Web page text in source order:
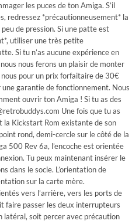
les puces de ton Amiga. S’il
redressez *précautionneusement* la
de pression. Si une patte est
utiliser une très petite
Si tu n’as aucune expérience en
nous ferons un plaisir de monter
pour un prix forfaitaire de 30€
garantie de fonctionnement. Nous
ouvrir ton Amiga ! Si tu as des
Une fois que tu as
la Kickstart Rom existante de son
rond, demi-cercle sur le côté de la
500 Rev 6a, l’encoche est orientée
Tu peux maintenant insérer le
dans le socle. L’orientation de
sur la carte mère.
vers l’arrière, vers les ports de
faire passer les deux interrupteurs
latéral, soit percer avec précaution